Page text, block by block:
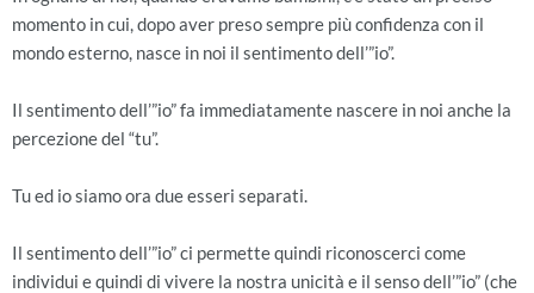
momento in cui, dopo aver preso sempre più confidenza con il
mondo esterno, nasce in noi il sentimento dell’”io”.
Il sentimento dell’”io” fa immediatamente nascere in noi anche la
percezione del “tu”.
Tu ed io siamo ora due esseri separati.
Il sentimento dell’”io” ci permette quindi riconoscerci come
individui e quindi di vivere la nostra unicità e il senso dell’”io” (che